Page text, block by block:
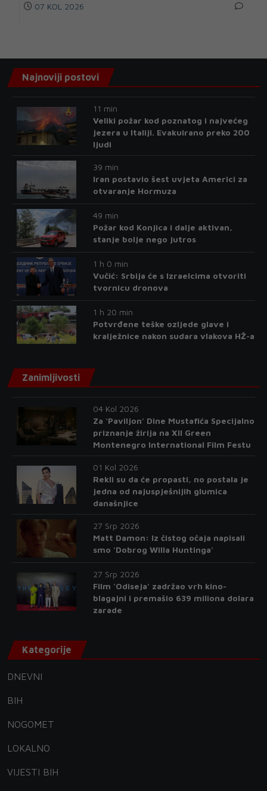
07 KOL 2026
Najnoviji postovi
11 min
Veliki požar kod poznatog i najvećeg
jezera u Italiji. Evakuirano preko 200
ljudi
39 min
Iran postavio šest uvjeta Americi za
otvaranje Hormuza
49 min
Požar kod Konjica i dalje aktivan,
stanje bolje nego jutros
1 h 0 min
Vučić: Srbija će s Izraelcima otvoriti
tvornicu dronova
1 h 20 min
Potvrđene teške ozljede glave i
kralježnice nakon sudara vlakova HŽ-a
Zanimljivosti
04 Kol 2026
Za 'Paviljon' Dine Mustafića Specijalno
priznanje žirija na XII Green
Montenegro International Film Festu
01 Kol 2026
Rekli su da će propasti, no postala je
jedna od najuspješnijih glumica
današnjice
27 Srp 2026
Matt Damon: Iz čistog očaja napisali
smo 'Dobrog Willa Huntinga'
27 Srp 2026
Film 'Odiseja' zadržao vrh kino-
blagajni i premašio 639 miliona dolara
zarade
Kategorije
DNEVNI
BIH
NOGOMET
LOKALNO
VIJESTI BIH